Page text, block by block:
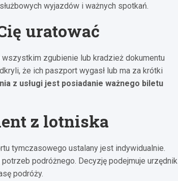
wyjazdów i ważnych spotkań.
uratować
zgubienie lub kradzież dokumentu
że ich paszport wygasł lub ma za krótki
z usługi jest posiadanie ważnego biletu
z lotniska
tymczasowego ustalany jest indywidualnie.
podróżnego. Decyzję podejmuje urzędnik
podróży.